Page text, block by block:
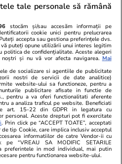
mai multe
06 aug.
Leii au ocazia să-și
prin reconfigurarea
care au lucrat foarte
06 aug.
tale personale să rămână
stocăm și/sau accesăm informații pe
cookie unici pentru prelucrarea
accepta sau gestiona preferințele dvs.
puteți opune utilizării unui interes legitim
politica de confidențialitate. Aceste alegeri
și nu vă vor afecta navigarea. Mai
de socializare si agentiile de publicitate
nostri de servicii de date analitice)
website-ului sa functioneze, pentru a
publicitare afisate in functie de
pentru a va oferi functionalitati aferente
a analiza traficul pe website. Beneficiati
art. 15-22 din GDPR in legatura cu
personal. Aceste drepturi pot fi exercitate
. Prin click pe “ACCEPT TOATE”, acceptati
tip Cookie, care implica inclusiv acceptul
informatiilor de catre Vendor-ii cu
pe “VREAU SA MODIFIC SETARILE
preferintele in mod individual, mai putin
pentru functionarea website-ului.